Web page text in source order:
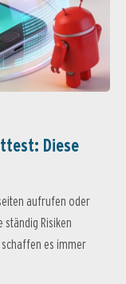
Diese
aufrufen oder
ständig Risiken
schaffen es immer